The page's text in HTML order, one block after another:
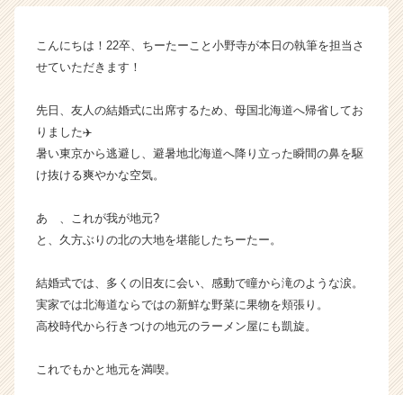
ャ
成
業
ス
カ
ト
が
就
活
サ
ト
こんにちは！22卒、ちーたーこと小野寺が本日の執筆を担当さ
せていただきます！
先日、友人の結婚式に出席するため、母国北海道へ帰省してお
りました✈️
暑い東京から逃避し、避暑地北海道へ降り立った瞬間の鼻を駆
け抜ける爽やかな空気。
あゝ、これが我が地元?
と、久方ぶりの北の大地を堪能したちーたー。
結婚式では、多くの旧友に会い、感動で瞳から滝のような涙。
実家では北海道ならではの新鮮な野菜に果物を頬張り。
高校時代から行きつけの地元のラーメン屋にも凱旋。
これでもかと地元を満喫。